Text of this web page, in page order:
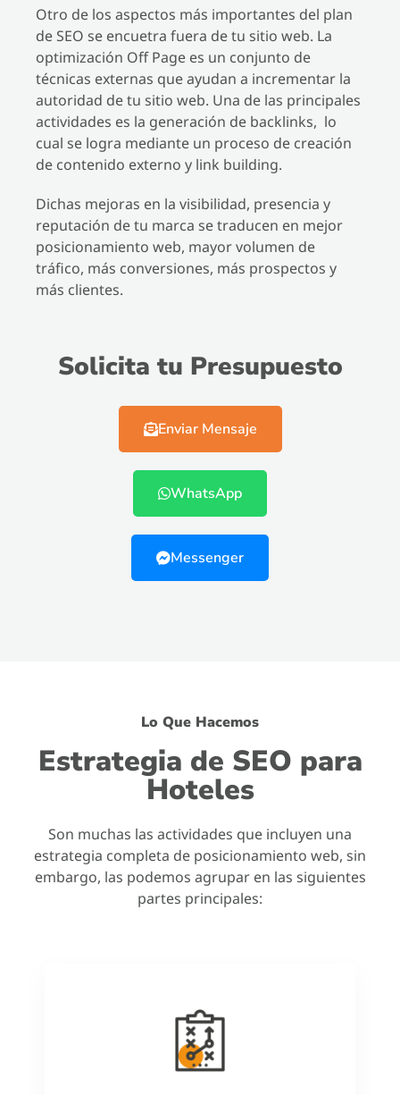
Otro de los aspectos más importantes del plan
de SEO se encuetra fuera de tu sitio web. La
optimización Off Page es un conjunto de
técnicas externas que ayudan a incrementar la
autoridad de tu sitio web. Una de las principales
actividades es la generación de backlinks, lo
cual se logra mediante un proceso de creación
de contenido externo y link building.
Dichas mejoras en la visibilidad, presencia y
reputación de tu marca se traducen en mejor
posicionamiento web, mayor volumen de
tráfico, más conversiones, más prospectos y
más clientes.
Solicita tu Presupuesto
Enviar Mensaje
WhatsApp
Messenger
Lo Que Hacemos
Estrategia de SEO para
Hoteles
Son muchas las actividades que incluyen una
estrategia completa de posicionamiento web, sin
embargo, las podemos agrupar en las siguientes
partes principales: